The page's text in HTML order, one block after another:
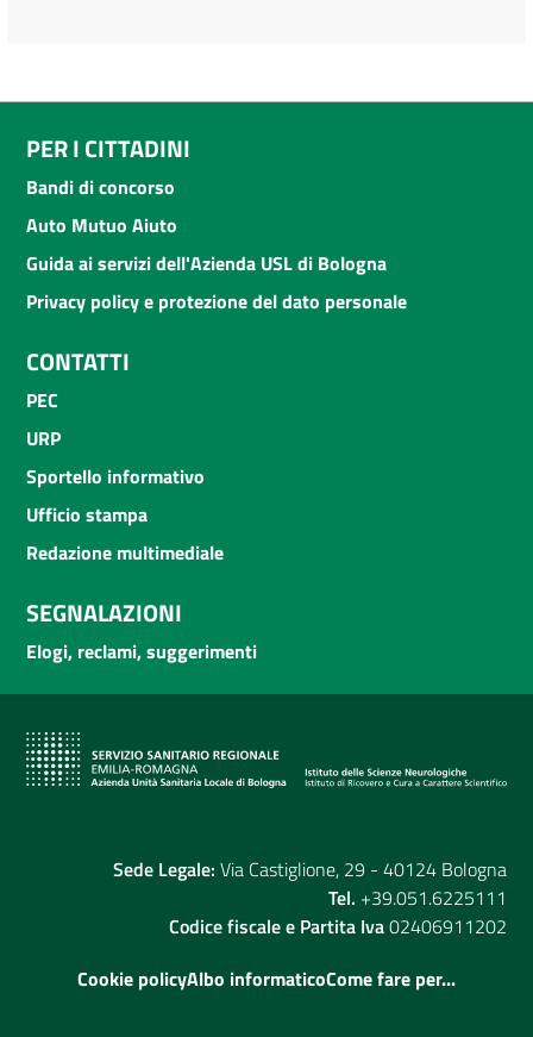
PER I CITTADINI
Bandi di concorso
Auto Mutuo Aiuto
Guida ai servizi dell'Azienda USL di Bologna
Privacy policy e protezione del dato personale
CONTATTI
PEC
URP
Sportello informativo
Ufficio stampa
Redazione multimediale
SEGNALAZIONI
Elogi, reclami, suggerimenti
Sede Legale: Via Castiglione, 29 - 40124 Bologna
Tel. +39.051.6225111
Codice fiscale e Partita Iva02406911202
Cookie policyAlbo informaticoCome fare per...